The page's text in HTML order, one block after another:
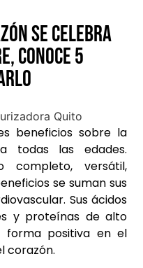
se celebra
conoce 5
beneficios sobre la
todas las edades.
completo, versátil,
se suman sus
Sus ácidos
y proteínas de alto
forma positiva en el
corazón.